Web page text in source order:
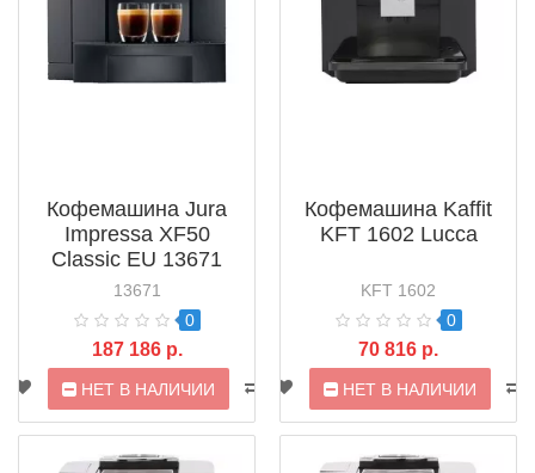
Кофемашина Jura
Impressa XF50
Classic EU 13671
Black
13671
0
187 186 р.
НЕТ В НАЛИЧИИ
Кофемашина Kaffit
KFT 1602 Lucca
KFT 1602
0
70 816 р.
НЕТ В НАЛИЧИИ